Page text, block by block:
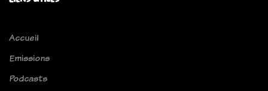
Accueil
Emissions
Podcasts